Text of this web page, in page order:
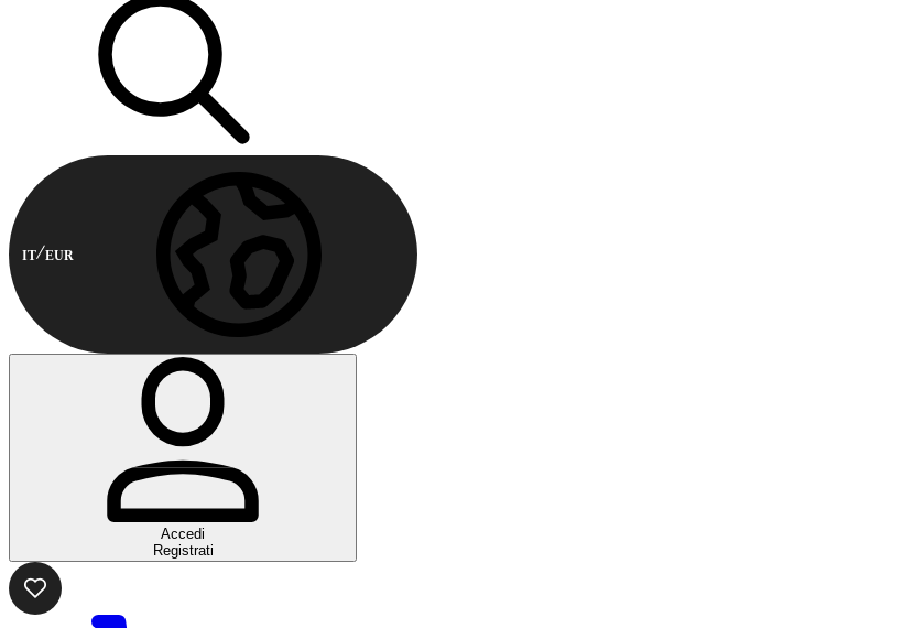
IT EUR
Accedi
Registrati